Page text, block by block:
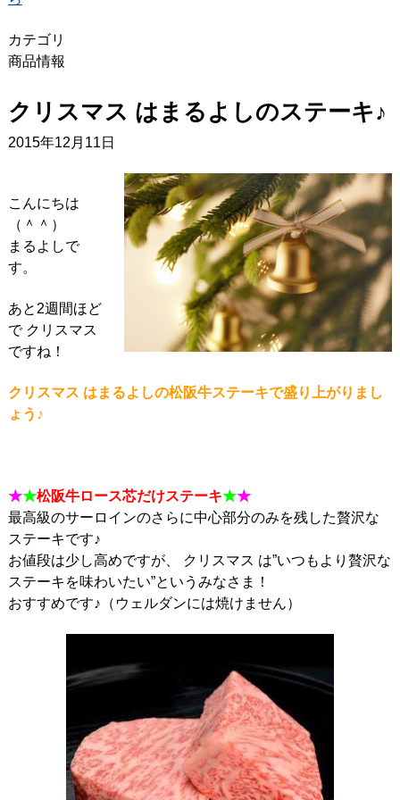
カテゴリ
商品情報
クリスマス はまるよしのステーキ♪
2015年12月11日
こんにちは
（＾＾）
まるよしで
す。
あと2週間ほど
で クリスマス
ですね！
クリスマス はまるよしの松阪牛ステーキで盛り上がりまし
ょう♪
★★松阪牛ロース芯だけステーキ★★
最高級のサーロインのさらに中心部分のみを残した贅沢な
ステーキです♪
お値段は少し高めですが、 クリスマス は”いつもより贅沢な
ステーキを味わいたい”というみなさま！
おすすめです♪（ウェルダンには焼けません）